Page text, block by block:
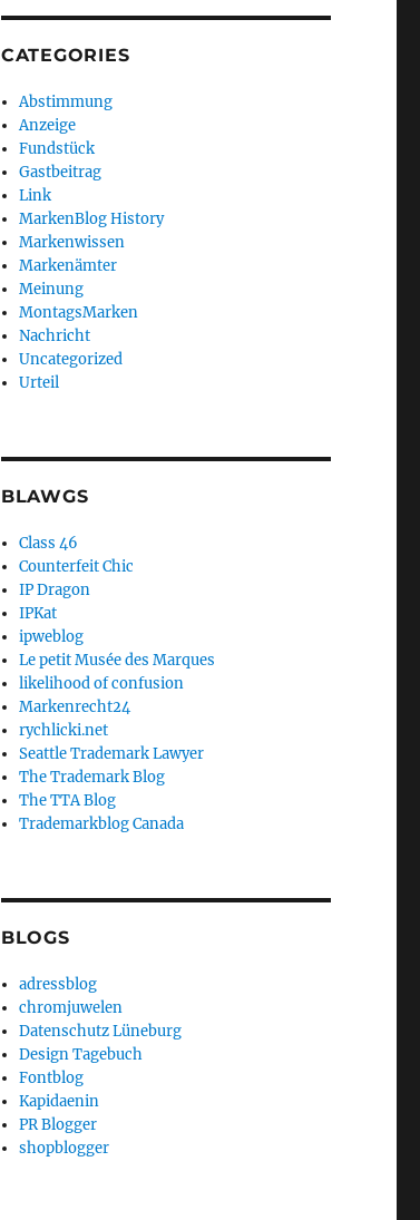
CATEGORIES
Abstimmung
Anzeige
Fundstück
Gastbeitrag
Link
MarkenBlog History
Markenwissen
Markenämter
Meinung
MontagsMarken
Nachricht
Uncategorized
Urteil
BLAWGS
Class 46
Counterfeit Chic
IP Dragon
IPKat
ipweblog
Le petit Musée des Marques
likelihood of confusion
Markenrecht24
rychlicki.net
Seattle Trademark Lawyer
The Trademark Blog
The TTA Blog
Trademarkblog Canada
BLOGS
adressblog
chromjuwelen
Datenschutz Lüneburg
Design Tagebuch
Fontblog
Kapidaenin
PR Blogger
shopblogger